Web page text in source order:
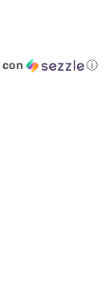
con ⓘ